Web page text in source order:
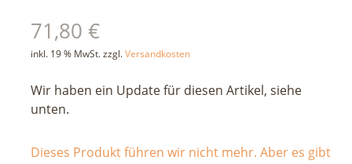
71,80 €
inkl. 19 % MwSt. zzgl.Versandkosten
Wir haben ein Update für diesen Artikel, siehe
unten.
Dieses Produkt führen wir nicht mehr. Aber es gibt